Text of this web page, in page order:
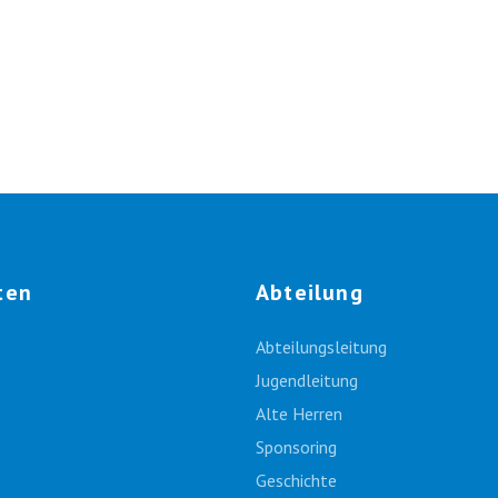
Abteilung
Abteilungsleitung
Jugendleitung
Alte Herren
Sponsoring
Geschichte